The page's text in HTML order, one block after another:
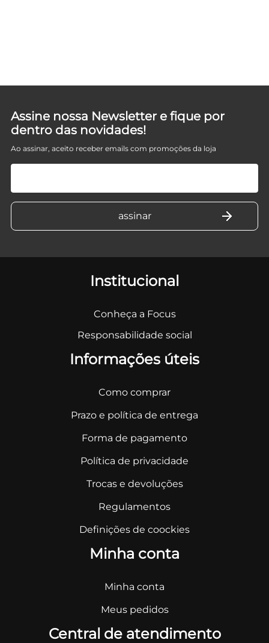
Assine nossa Newsletter e fique por
dentro das novidades!
Ao assinar, aceito receber emails com promoções da loja
Institucional
Conheça a Focus
Responsabilidade social
Informações úteis
Como comprar
Prazo e política de entrega
Forma de pagamento
Política de privacidade
Trocas e devoluções
Regulamentos
Definições de coockies
Minha conta
Minha conta
Meus pedidos
Central de atendimento